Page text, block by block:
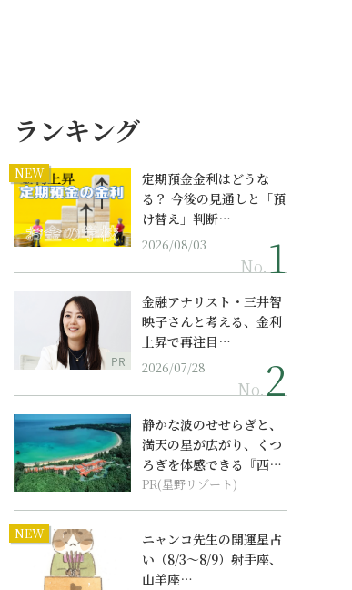
ランキング
NEW
定期預金金利はどうな
る？ 今後の見通しと「預
け替え」判断…
2026/08/03
No.
PR
金融アナリスト・三井智
映子さんと考える、金利
上昇で再注目…
2026/07/28
No.
静かな波のせせらぎと、
満天の星が広がり、くつ
ろぎを体感できる『西表
島ホテル by...
PR(星野リゾート)
NEW
ニャンコ先生の開運星占
い（8/3～8/9）射手座、
山羊座…